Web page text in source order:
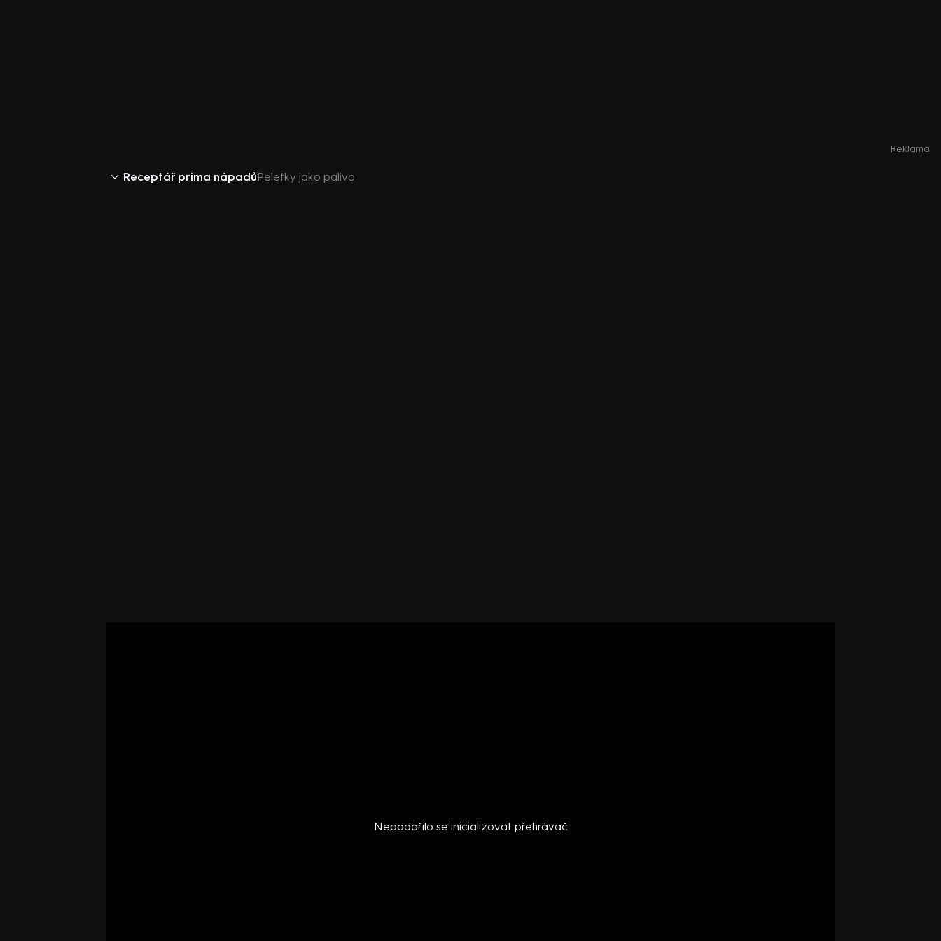
Reklama
Receptář prima nápadůPeletky jako palivo
Nepodařilo se inicializovat přehrávač